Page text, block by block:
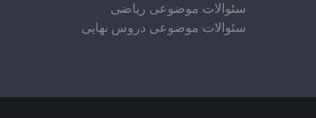
سئوالات موضوعی ریاضی
سئوالات موضوعی دروس نهایی